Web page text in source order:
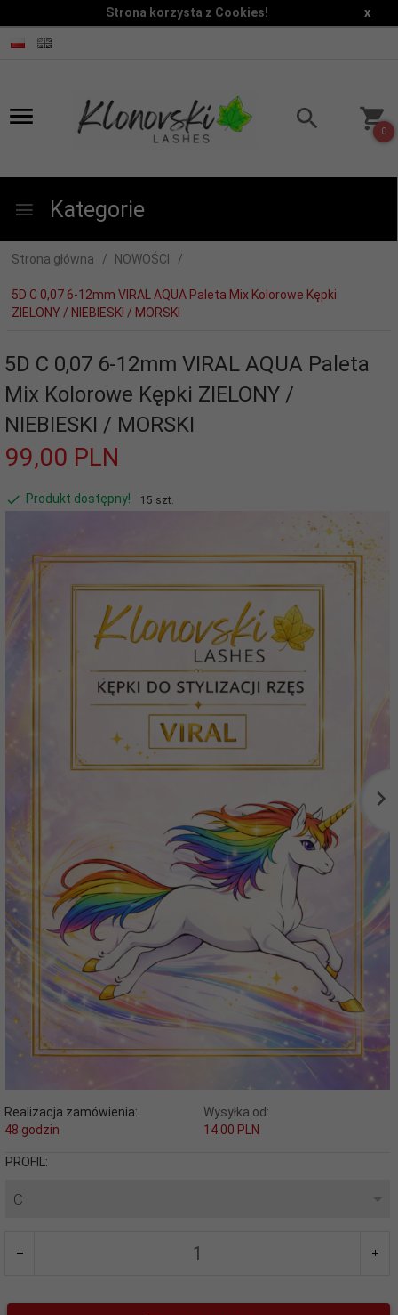
Strona korzysta z Cookies! x
0
Kategorie
Strona główna NOWOŚCI
5D C 0,07 6-12mm VIRAL AQUA Paleta Mix Kolorowe Kępki
ZIELONY / NIEBIESKI / MORSKI
5D C 0,07 6-12mm VIRAL AQUA Paleta
Mix Kolorowe Kępki ZIELONY /
NIEBIESKI / MORSKI
99,00 PLN
Produkt dostępny! 15 szt.
Realizacja zamówienia:
48 godzin
Wysyłka od:
14.00 PLN
PROFIL:
C